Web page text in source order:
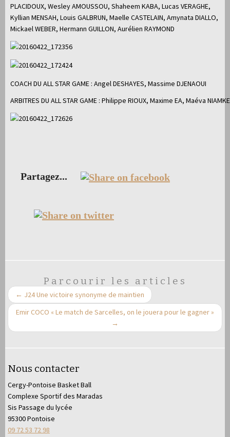
PLACIDOUX, Wesley AMOUSSOU, Shaheem KABA, Lucas VERAGHE,
Kyllian MENSAH, Louis GALBRUN, Maelle CASTELAIN, Amynata DIALLO,
Mickael WEBER, Hermann GUILLON, Aurélien RAYMOND
COACH DU ALL STAR GAME : Angel DESHAYES, Massime DJENAOUI
ARBITRES DU ALL STAR GAME : Philippe RIOUX, Maxime EA, Maéva NIAMKE
Partagez...
Parcourir les articles
← J24 Une victoire synonyme de maintien
Emir COCO « Le match de Sarcelles, on le jouera pour le gagner »
→
Nous contacter
Cergy-Pontoise Basket Ball
Complexe Sportif des Maradas
Sis Passage du lycée
95300 Pontoise
09 72 53 72 98